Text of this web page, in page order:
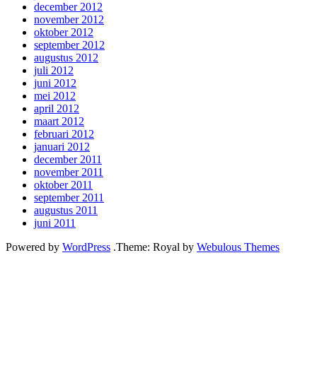
december 2012
november 2012
oktober 2012
september 2012
augustus 2012
juli 2012
juni 2012
mei 2012
april 2012
maart 2012
februari 2012
januari 2012
december 2011
november 2011
oktober 2011
september 2011
augustus 2011
juni 2011
Powered by WordPress .Theme: Royal by Webulous Themes